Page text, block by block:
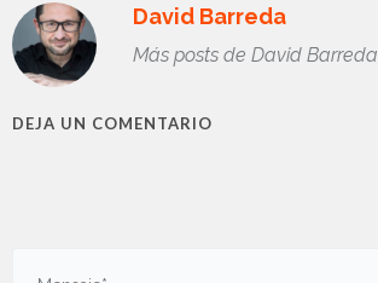
David Barreda
Más posts de David Barreda
DEJA UN COMENTARIO